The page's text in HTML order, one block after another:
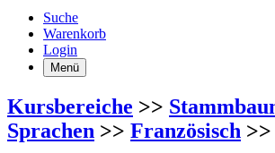
Suche
Warenkorb
Login
Menü
Kursbereiche >>
Sprachen >> Französisch